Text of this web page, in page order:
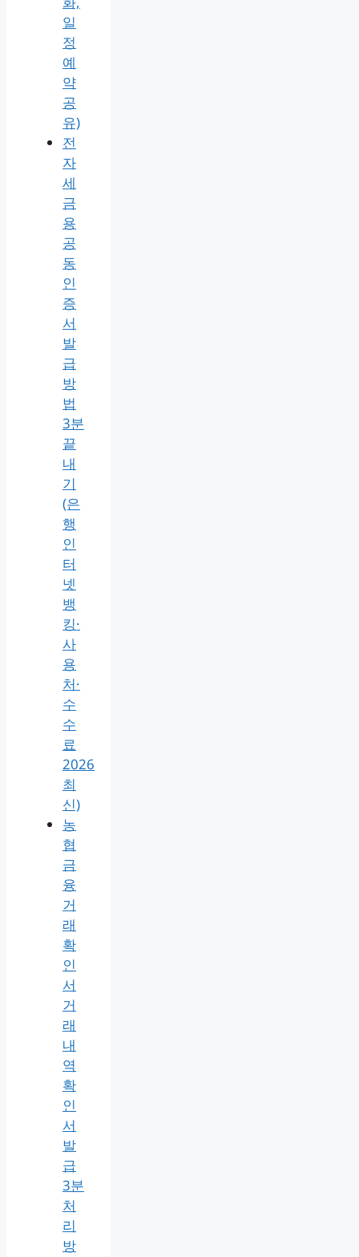
일
정
예
약
공
유)
전
자
세
금
용
공
동
인
증
서
발
급
방
법
3분
끝
내
기
(은
행
인
터
넷
뱅
킹·
사
용
처·
수
수
료
2026
최
신)
농
협
금
융
거
래
확
인
서
거
래
내
역
확
인
서
발
급
3분
처
리
방